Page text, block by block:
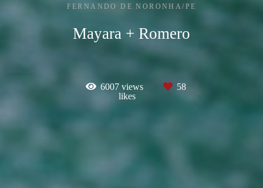
FERNANDO DE NORONHA/PE
Mayara + Romero
6007 views
58
likes